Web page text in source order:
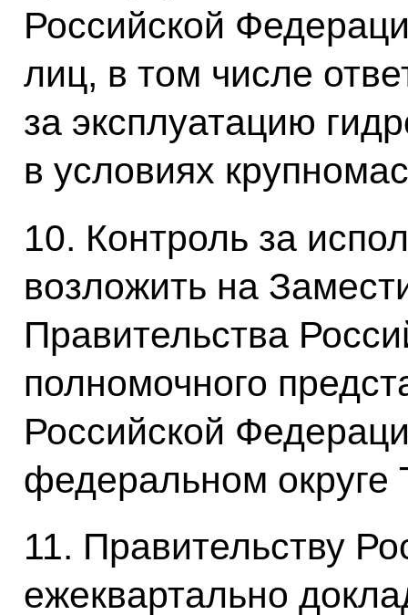
Российской
лиц, в том числе
за эксплуатацию
в условиях
10. Контроль за
возложить на
Правительства
полномочного
Российской
федеральном
11. Правительству
ежеквартально